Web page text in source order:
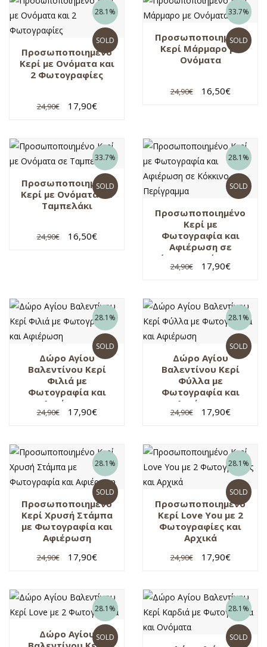
28.1%
SOLD
Προσωποποιημένο
Κερί με Ονόματα και
2 Φωτογραφίες
24,90€ 17,90€
33.7%
SOLD
Προσωποποιημένο
Κερί Μάρμαρο με
Ονόματα
24,90€ 16,50€
33.7%
SOLD
Προσωποποιημένο
Κερί με Ονόματα σε
Ταμπελάκι
24,90€ 16,50€
28.1%
SOLD
Προσωποποιημένο
Κερί με
Φωτογραφία και
Αφιέρωση σε
Κόκκινο Περίγραμμα
24,90€ 17,90€
28.1%
SOLD
Δώρο Αγίου
Βαλεντίνου Κερί
Φιλιά με
Φωτογραφία και
Αφιέρωση
24,90€ 17,90€
28.1%
SOLD
Δώρο Αγίου
Βαλεντίνου Κερί
Φύλλα με
Φωτογραφία και
Αφιέρωση
24,90€ 17,90€
28.1%
SOLD
Προσωποποιημένο
Κερί Χρυσή Στάμπα
με Φωτογραφία και
Αφιέρωση
24,90€ 17,90€
28.1%
SOLD
Προσωποποιημένο
Κερί Love You με 2
Φωτογραφίες και
Αρχικά
24,90€ 17,90€
28.1%
SOLD
Δώρο Αγίου
28.1%
SOLD